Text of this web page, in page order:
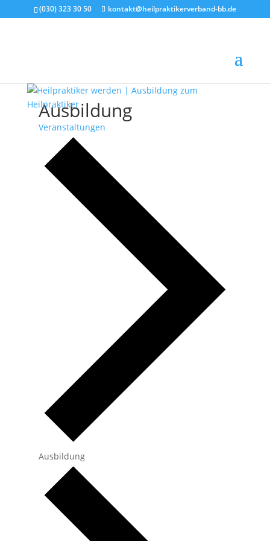
(030) 323 30 50 kontakt@heilpraktikerverband-bb.de
Ausbildung
Veranstaltungen
Ausbildung